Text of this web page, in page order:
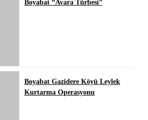
Boyabat “Avara Türbesi”
Boyabat Gazidere Köyü Leylek
Kurtarma Operasyonu